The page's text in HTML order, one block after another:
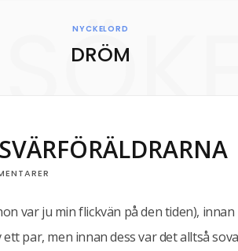
NYCKELORD
DRÖM
var ju min flickvän på den tiden), innan
par, men innan dess var det alltså sova